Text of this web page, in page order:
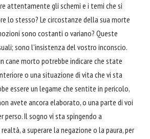
attentamente gli schemi e i temi che si
lo stesso? Le circostanze della sua morte
sono costanti o variano? Queste
sono l'insistenza del vostro inconscio.
cane morto potrebbe indicare che state
o una situazione di vita che vi sta
essere un legame che sentite in pericolo,
avete ancora elaborato, o una parte di voi
perso. Il sogno vi sta spingendo a
a superare la negazione o la paura, per